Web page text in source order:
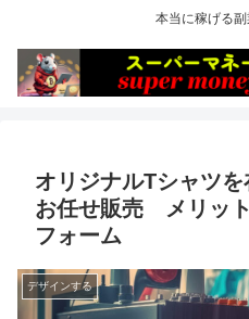
本当に稼げる
オリジナルTシャツ
お任せ販売 メリッ
フォーム
デザインする